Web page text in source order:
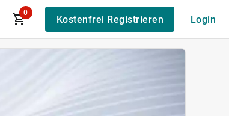
0
Kostenfrei Registrieren Login